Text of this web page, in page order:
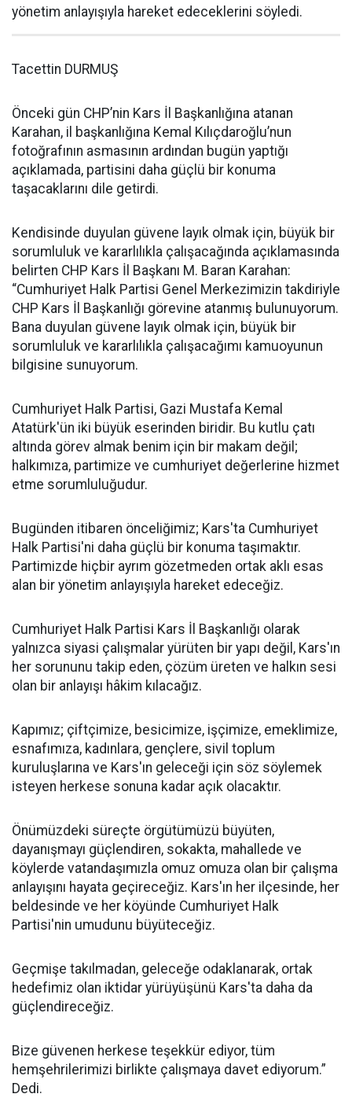
yönetim anlayışıyla hareket edeceklerini söyledi.
Tacettin DURMUŞ
Önceki gün CHP’nin Kars İl Başkanlığına atanan
Karahan, il başkanlığına Kemal Kılıçdaroğlu’nun
fotoğrafının asmasının ardından bugün yaptığı
açıklamada, partisini daha güçlü bir konuma
taşacaklarını dile getirdi.
Kendisinde duyulan güvene layık olmak için, büyük bir
sorumluluk ve kararlılıkla çalışacağında açıklamasında
belirten CHP Kars İl Başkanı M. Baran Karahan:
“Cumhuriyet Halk Partisi Genel Merkezimizin takdiriyle
CHP Kars İl Başkanlığı görevine atanmış bulunuyorum.
Bana duyulan güvene layık olmak için, büyük bir
sorumluluk ve kararlılıkla çalışacağımı kamuoyunun
bilgisine sunuyorum.
Cumhuriyet Halk Partisi, Gazi Mustafa Kemal
Atatürk'ün iki büyük eserinden biridir. Bu kutlu çatı
altında görev almak benim için bir makam değil;
halkımıza, partimize ve cumhuriyet değerlerine hizmet
etme sorumluluğudur.
Bugünden itibaren önceliğimiz; Kars'ta Cumhuriyet
Halk Partisi'ni daha güçlü bir konuma taşımaktır.
Partimizde hiçbir ayrım gözetmeden ortak aklı esas
alan bir yönetim anlayışıyla hareket edeceğiz.
Cumhuriyet Halk Partisi Kars İl Başkanlığı olarak
yalnızca siyasi çalışmalar yürüten bir yapı değil, Kars'ın
her sorununu takip eden, çözüm üreten ve halkın sesi
olan bir anlayışı hâkim kılacağız.
Kapımız; çiftçimize, besicimize, işçimize, emeklimize,
esnafımıza, kadınlara, gençlere, sivil toplum
kuruluşlarına ve Kars'ın geleceği için söz söylemek
isteyen herkese sonuna kadar açık olacaktır.
Önümüzdeki süreçte örgütümüzü büyüten,
dayanışmayı güçlendiren, sokakta, mahallede ve
köylerde vatandaşımızla omuz omuza olan bir çalışma
anlayışını hayata geçireceğiz. Kars'ın her ilçesinde, her
beldesinde ve her köyünde Cumhuriyet Halk
Partisi'nin umudunu büyüteceğiz.
Geçmişe takılmadan, geleceğe odaklanarak, ortak
hedefimiz olan iktidar yürüyüşünü Kars'ta daha da
güçlendireceğiz.
Bize güvenen herkese teşekkür ediyor, tüm
hemşehrilerimizi birlikte çalışmaya davet ediyorum.”
Dedi.